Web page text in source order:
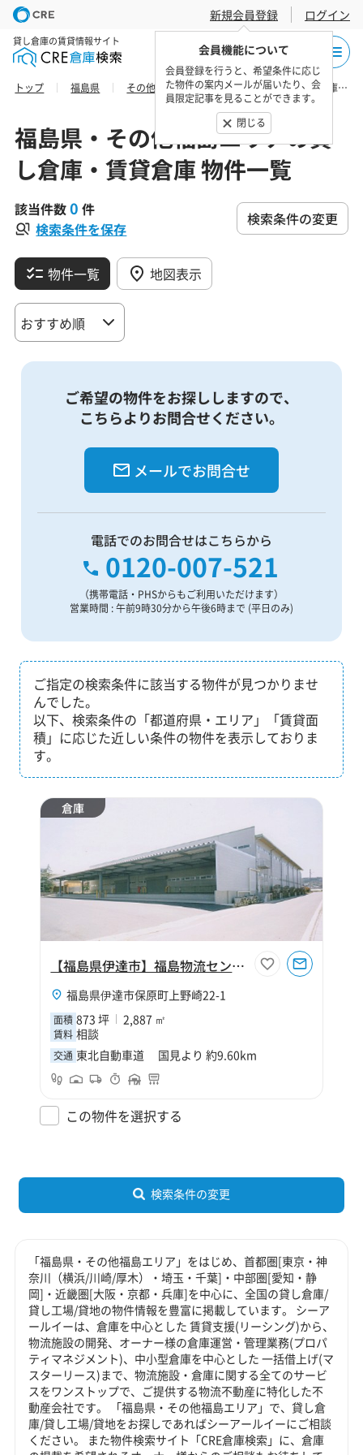
新規会員登録
会員機能について
会員登録を行うと、希望条件に応じ
た物件の案内メールが届いたり、会
員限定記事を見ることができます。
閉じる
ログイン
貸し倉庫の賃貸情報サイト
トップ 福島県 その他福島エリア 河沼郡湯川村の貸し倉庫・賃貸倉庫 物件一覧
福島県・その他福島エリアの貸
し倉庫・賃貸倉庫 物件一覧
該当件数0 件
検索条件を保存
検索条件の変更
物件一覧 地図表示
ご希望の物件をお探ししますので、
こちらよりお問合せください。
メールでお問合せ
電話でのお問合せはこちらから
0120-007-521
（携帯電話・PHSからもご利用いただけます）
営業時間 : 午前9時30分から午後6時まで (平日のみ)
ご指定の検索条件に該当する物件が見つかりませ
んでした。
以下、検索条件の「都道府県・エリア」「賃貸面
積」に応じた近しい条件の物件を表示しておりま
す。
倉庫
【福島県伊達市】福島物流センターC棟
福島県伊達市保原町上野崎22-1
面積 873 坪 2,887 ㎡
賃料 相談
交通 東北自動車道 国見より 約9.60km
この物件を選択する
検索条件の変更
「福島県・その他福島エリア」をはじめ、首都圏[東京・神
奈川（横浜/川崎/厚木）・埼玉・千葉]・中部圏[愛知・静
岡]・近畿圏[大阪・京都・兵庫]を中心に、全国の貸し倉庫/
貸し工場/貸地の物件情報を豊富に掲載しています。 シーア
ールイーは、倉庫を中心とした 賃貸支援(リーシング)から、
物流施設の開発、オーナー様の倉庫運営・管理業務(プロパ
ティマネジメント)、中小型倉庫を中心とした 一括借上げ(マ
スターリース)まで、物流施設・倉庫に関する全てのサービ
スをワンストップで、ご提供する物流不動産に特化した不
動産会社です。 「福島県・その他福島エリア」で、貸し倉
庫/貸し工場/貸地をお探しであればシーアールイーにご相談
ください。 また物件検索サイト「CRE倉庫検索」に、倉庫